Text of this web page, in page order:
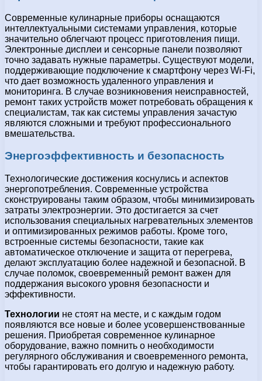
Современные кулинарные приборы оснащаются
интеллектуальными системами управления, которые
значительно облегчают процесс приготовления пищи.
Электронные дисплеи и сенсорные панели позволяют
точно задавать нужные параметры. Существуют модели,
поддерживающие подключение к смартфону через Wi-Fi,
что дает возможность удаленного управления и
мониторинга. В случае возникновения неисправностей,
ремонт таких устройств может потребовать обращения к
специалистам, так как системы управления зачастую
являются сложными и требуют профессионального
вмешательства.
Энергоэффективность и безопасность
Технологические достижения коснулись и аспектов
энергопотребления. Современные устройства
сконструированы таким образом, чтобы минимизировать
затраты электроэнергии. Это достигается за счет
использования специальных нагревательных элементов
и оптимизированных режимов работы. Кроме того,
встроенные системы безопасности, такие как
автоматическое отключение и защита от перегрева,
делают эксплуатацию более надежной и безопасной. В
случае поломок, своевременный ремонт важен для
поддержания высокого уровня безопасности и
эффективности.
Технологии не стоят на месте, и с каждым годом
появляются все новые и более усовершенствованные
решения. Приобретая современное кулинарное
оборудование, важно помнить о необходимости
регулярного обслуживания и своевременного ремонта,
чтобы гарантировать его долгую и надежную работу.